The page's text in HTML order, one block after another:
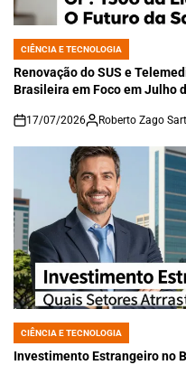
POSTED
IN
CIÊNCIA E TECNOLOGIA
Renovação do SUS e
Brasileira em Foco em Julho
on
17/07/2026 Roberto Zago
POSTED
IN
CIÊNCIA E TECNOLOGIA
Investimento Estrangeiro no